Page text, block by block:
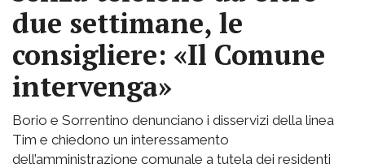
due settimane, le
consigliere: «Il Comune
intervenga»
Borio e Sorrentino denunciano i disservizi della linea
Tim e chiedono un interessamento
dell’amministrazione comunale a tutela dei residenti